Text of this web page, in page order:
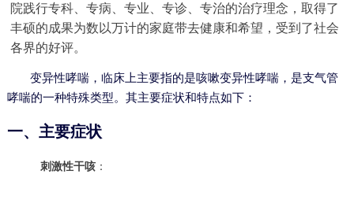
院践行专科、专病、专业、专诊、专治的治疗理念，取得了
丰硕的成果为数以万计的家庭带去健康和希望，受到了社会
各界的好评。
变异性哮喘，临床上主要指的是咳嗽变异性哮喘，是支气管
哮喘的一种特殊类型。其主要症状和特点如下：
一、主要症状
刺激性干咳 ：